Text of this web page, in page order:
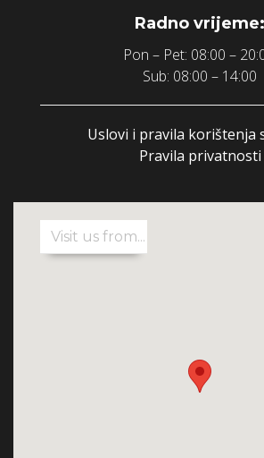
Radno vrijeme:
Pon – Pet: 08:00 –
Sub: 08:00 – 14:00
Uslovi i pravila korištenja
Pravila privatnosti